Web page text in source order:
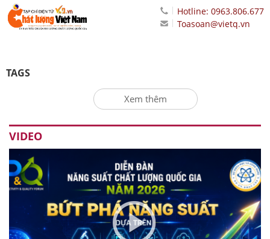
Hotline: 0963.806.677
Toasoan@vietq.vn
TAGS
Xem thêm
VIDEO